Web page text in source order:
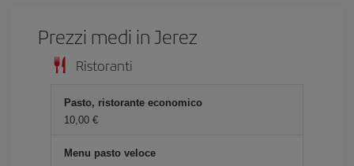
Prezzi medi in Jerez
Ristoranti
Pasto, ristorante economico
10,00 €
Menu pasto veloce